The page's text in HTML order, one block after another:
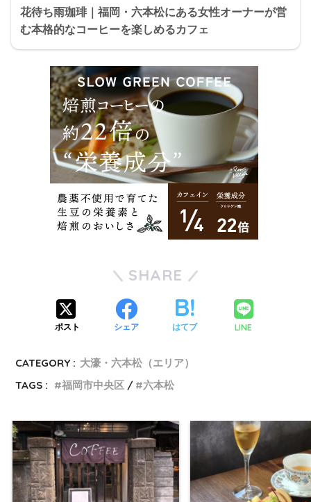
花待ち雨珈琲｜福岡・六本松にある女性オーナーが営
む本格的なコーヒーを楽しめるカフェ
SHARE
ポスト シェア はてブ LINE
CATEGORY : 大濠・六本松（エリア）
TAGS :
福岡市中央区 六本松